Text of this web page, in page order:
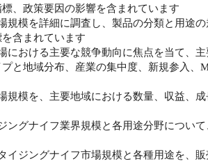
、政策要因の影響を含まれています
模を詳細に調査し、製品の分類と用途の
含まれています
における主要な競争動向に焦点を当て、主
と地域分布、産業の集中度、新規参入、
規模を、主要地域における数量、収益、
ングナイフ業界規模と各用途分野につい
イジングナイフ市場規模と各種用途を、